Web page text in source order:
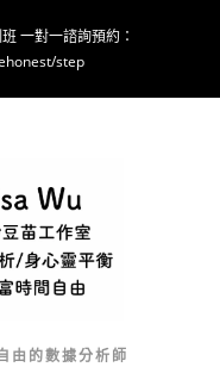
一對一諮詢預約：
step
由的數據分析師